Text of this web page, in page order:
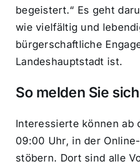
begeistert.“ Es geht
wie vielfältig und
bürgerschaftliche
Landeshauptstadt ist.
So melden Sie
Interessierte können ab
09:00 Uhr, in der
stöbern. Dort sind alle